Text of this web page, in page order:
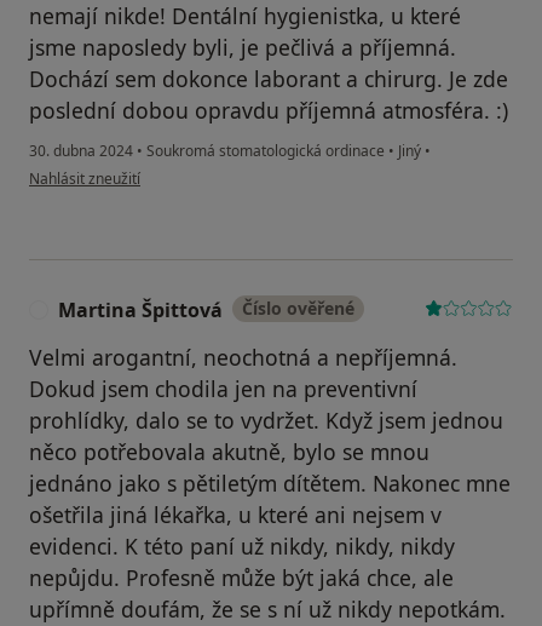
nemají nikde! Dentální hygienistka, u které
jsme naposledy byli, je pečlivá a příjemná.
Dochází sem dokonce laborant a chirurg. Je zde
poslední dobou opravdu příjemná atmosféra. :)
30. dubna 2024 • Soukromá stomatologická ordinace • Jiný •
podle názoru uživatele L.B.
Nahlásit zneužití
Martina Špittová Číslo ověřené
Velmi arogantní, neochotná a nepříjemná.
Dokud jsem chodila jen na preventivní
prohlídky, dalo se to vydržet. Když jsem jednou
něco potřebovala akutně, bylo se mnou
jednáno jako s pětiletým dítětem. Nakonec mne
ošetřila jiná lékařka, u které ani nejsem v
evidenci. K této paní už nikdy, nikdy, nikdy
nepůjdu. Profesně může být jaká chce, ale
upřímně doufám, že se s ní už nikdy nepotkám.